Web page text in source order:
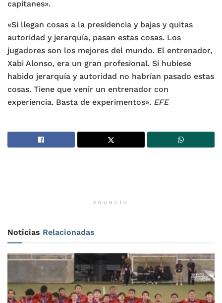
capitanes».
«Si llegan cosas a la presidencia y bajas y quitas
autoridad y jerarquía, pasan estas cosas. Los
jugadores son los mejores del mundo. El entrenador,
Xabi Alonso, era un gran profesional. Si hubiese
habido jerarquía y autoridad no habrían pasado estas
cosas. Tiene que venir un entrenador con
experiencia. Basta de experimentos». EFE
ANUNCIO
Noticias Relacionadas